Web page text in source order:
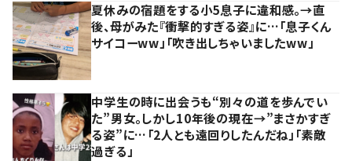
夏休みの宿題をする小5息子に違和感。→直
後、母がみた『衝撃的すぎる姿』に…「息子くん
サイコーww」「吹き出しちゃいましたww」
中学生の時に出会うも“別々の道を歩んでい
た”男女。しかし10年後の現在→”まさかすぎ
る姿”に…「2人とも遠回りしたんだね」「素敵
過ぎる」